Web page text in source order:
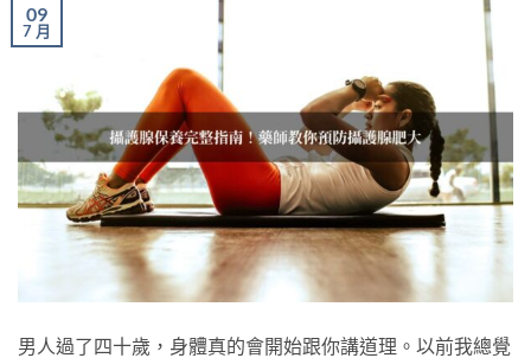
09
7 月
男人過了四十歲，身體真的會開始跟你講道理。以前我總覺